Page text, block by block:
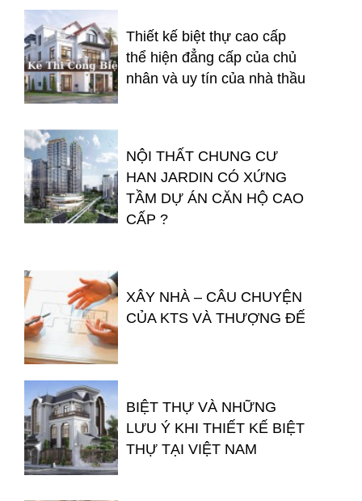
Thiết kế biệt thự cao cấp
thể hiện đẳng cấp của chủ
nhân và uy tín của nhà thầu
NỘI THẤT CHUNG CƯ
HAN JARDIN CÓ XỨNG
TẦM DỰ ÁN CĂN HỘ CAO
CẤP ?
XÂY NHÀ – CÂU CHUYỆN
CỦA KTS VÀ THƯỢNG ĐẾ
BIỆT THỰ VÀ NHỮNG
LƯU Ý KHI THIẾT KẾ BIỆT
THỰ TẠI VIỆT NAM